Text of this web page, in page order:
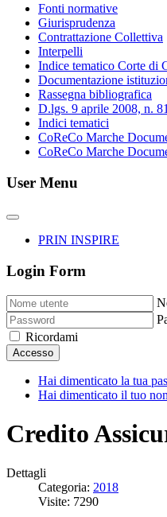
Fonti normative
Giurisprudenza
Contrattazione Collettiva
Interpelli
Indice tematico Corte di
Documentazione
Rassegna bibliografica
D.lgs. 9 aprile 2008, n. 81
Indici tematici
CoReCo Marche
CoReCo Marche
User Menu
PRIN INSPIRE
Login Form
Ricordami
Accesso
Hai dimenticato la tua
Hai dimenticato il tuo
Credito
Dettagli
Categoria: 2018
Visite: 7290